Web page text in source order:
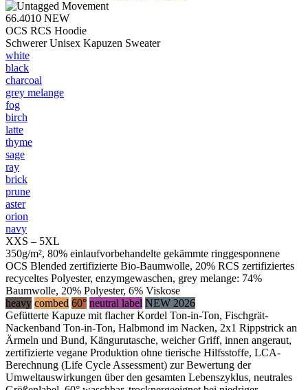
66.4010 NEW
OCS RCS Hoodie
Schwerer Unisex Kapuzen Sweater
white
black
charcoal
grey melange
fog
birch
latte
thyme
sage
ray
brick
prune
aster
orion
navy
XXS – 5XL
350g/m², 80% einlaufvorbehandelte gekämmte ringgesponnene
OCS Blended zertifizierte Bio-Baumwolle, 20% RCS zertifiziertes
recyceltes Polyester, enzymgewaschen, grey melange: 74%
Baumwolle, 20% Polyester, 6% Viskose
heavy combed 60° neutral label NEW 2026
Gefütterte Kapuze mit flacher Kordel Ton-in-Ton, Fischgrät-
Nackenband Ton-in-Ton, Halbmond im Nacken, 2x1 Rippstrick an
Ärmeln und Bund, Kängurutasche, weicher Griff, innen angeraut,
zertifizierte vegane Produktion ohne tierische Hilfsstoffe, LCA-
Berechnung (Life Cycle Assessment) zur Bewertung der
Umweltauswirkungen über den gesamten Lebenszyklus, neutrales